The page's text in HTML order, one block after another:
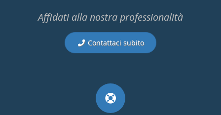
Affidati alla nostra professionalità
Contattaci subito